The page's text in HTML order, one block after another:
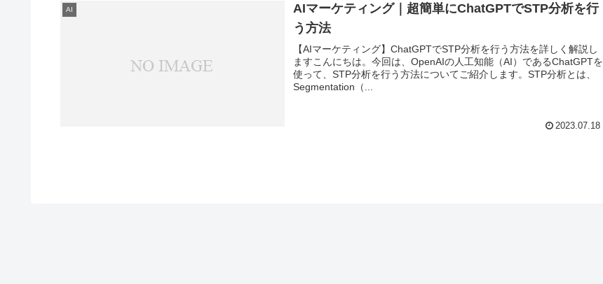
AI
AIマーケティング｜超簡単にChatGPTでSTP分析を行
う方法
【AIマーケティング】ChatGPTでSTP分析を行う方法を詳しく解説し
ますこんにちは。今回は、OpenAIの人工知能（AI）であるChatGPTを
使って、STP分析を行う方法についてご紹介します。STP分析とは、
Segmentation（...
2023.07.18